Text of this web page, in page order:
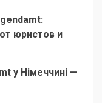
юристов и
у Німеччині —